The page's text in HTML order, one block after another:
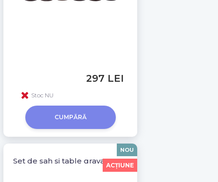
297 LEI
Stoc NU
CUMPĂRĂ
Set de sah si table gravat manual Aria 11001A
NOU
ACŢIUNE